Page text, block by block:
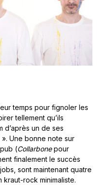
temps pour fignoler les
tellement qu’ils
d’après un de ses
Une bonne note sur
(Collarbonepour
finalement le succès
sont maintenant quatre
kraut-rock minimaliste.